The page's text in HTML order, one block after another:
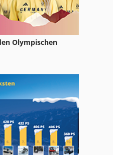
Olympischen